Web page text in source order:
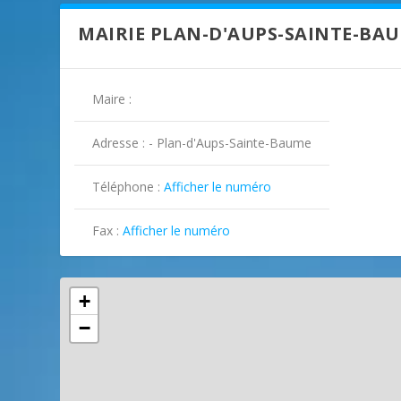
MAIRIE PLAN-D'AUPS-SAINTE-
Maire :
Adresse : - Plan-d'Aups-Sainte-Baume
Téléphone :Afficher le numéro
Fax :Afficher le numéro
+
−